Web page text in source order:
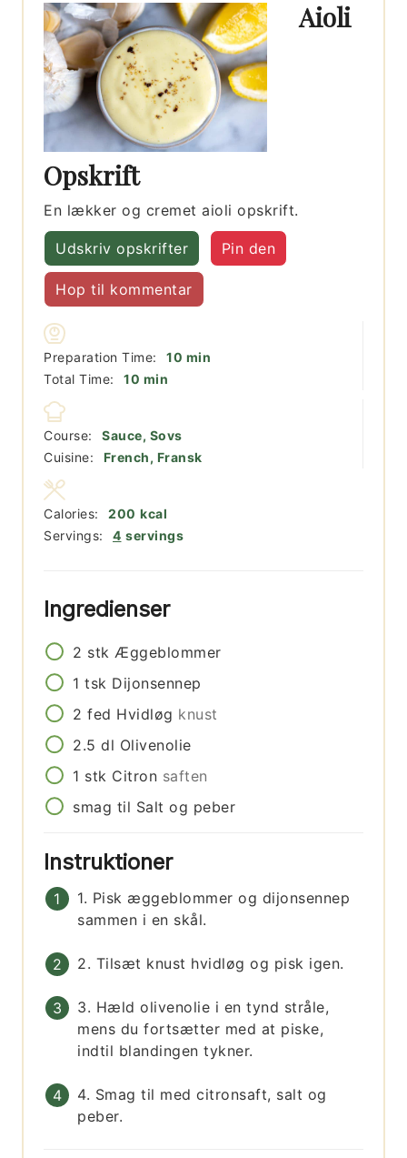
Aioli
Opskrift
En lækker og cremet aioli opskrift.
Udskriv opskrifter Pin den
Hop til kommentar
Preparation Time: 10 minutter
min
Total Time:
10 minutter
min
Course:
Sauce, Sovs
Cuisine:
French, Fransk
Servings: 4 servings
Calories: 200 kcal
Ingredienser
2 stk Æggeblommer
1 tsk Dijonsennep
2 fed Hvidløg knust
2.5 dl Olivenolie
1 stk Citron saften
smag til Salt og peber
Instruktioner
1. Pisk æggeblommer og dijonsennep
sammen i en skål.
2. Tilsæt knust hvidløg og pisk igen.
3. Hæld olivenolie i en tynd stråle,
mens du fortsætter med at piske,
indtil blandingen tykner.
4. Smag til med citronsaft, salt og
peber.